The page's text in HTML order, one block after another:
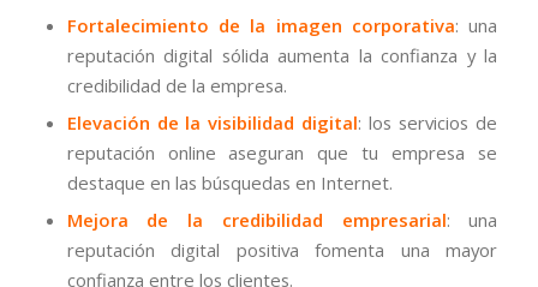
Fortalecimiento de la imagen corporativa: una
reputación digital sólida aumenta la confianza y la
credibilidad de la empresa.
Elevación de la visibilidad digital: los servicios de
reputación online aseguran que tu empresa se
destaque en las búsquedas en Internet.
Mejora de la credibilidad empresarial: una
reputación digital positiva fomenta una mayor
confianza entre los clientes.